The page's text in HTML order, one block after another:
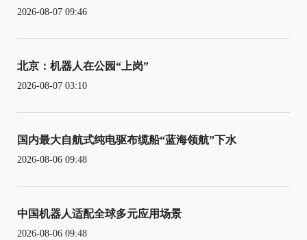
2026-08-07 09:46
北京：机器人在公园“上岗”
2026-08-07 03:10
国内最大自航式纯电驱布缆船“蓝海领航”下水
2026-08-06 09:48
中国机器人适配全球多元应用场景
2026-08-06 09:48